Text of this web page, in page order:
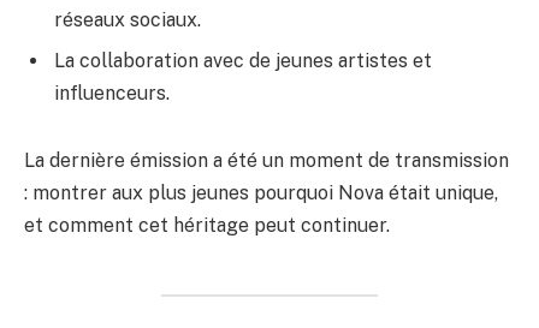
réseaux sociaux.
La collaboration avec de jeunes artistes et
influenceurs.
La dernière émission a été un moment de transmission
: montrer aux plus jeunes pourquoi Nova était unique,
et comment cet héritage peut continuer.